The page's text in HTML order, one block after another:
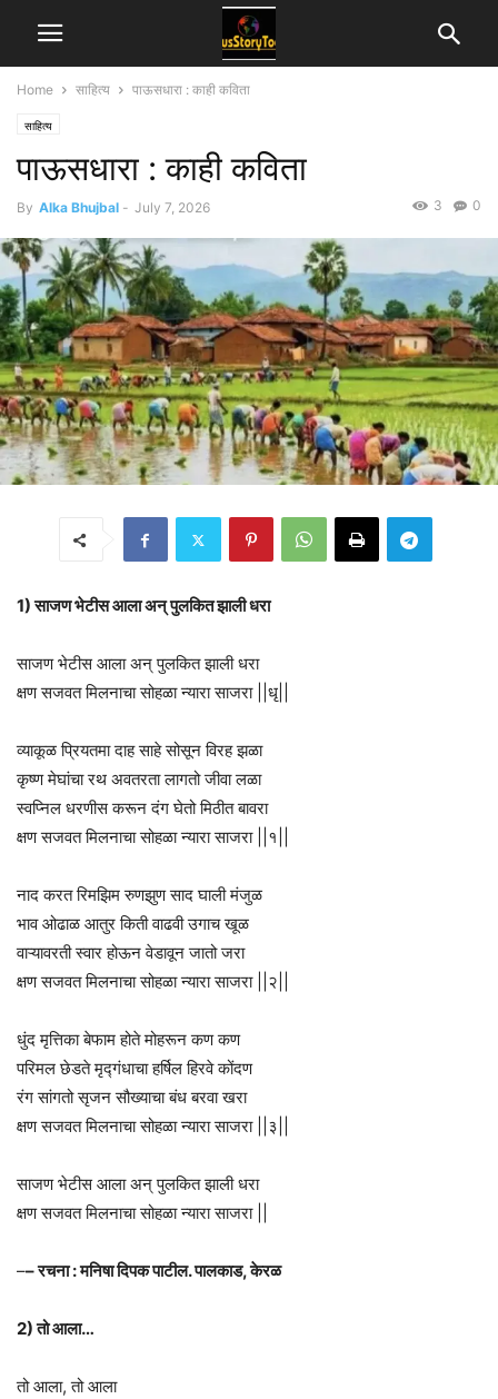
Home साहित्य पाऊसधारा : काही कविता
साहित्य
पाऊसधारा : काही कविता
By Alka Bhujbal - July 7, 2026 0
3
1) साजण भेटीस आला अन् पुलकित झाली धरा
साजण भेटीस आला अन् पुलकित झाली धरा
क्षण सजवत मिलनाचा सोहळा न्यारा साजरा ||धृ||
व्याकूळ प्रियतमा दाह साहे सोसून विरह झळा
कृष्ण मेघांचा रथ अवतरता लागतो जीवा लळा
स्वप्निल धरणीस करून दंग घेतो मिठीत बावरा
क्षण सजवत मिलनाचा सोहळा न्यारा साजरा ||१||
नाद करत रिमझिम रुणझुण साद घाली मंजुळ
भाव ओढाळ आतुर किती वाढवी उगाच खूळ
वाऱ्यावरती स्वार होऊन वेडावून जातो जरा
क्षण सजवत मिलनाचा सोहळा न्यारा साजरा ||२||
धुंद मृत्तिका बेफाम होते मोहरून कण कण
परिमल छेडते मृद्गंधाचा हर्षिल हिरवे कोंदण
रंग सांगतो सृजन सौख्याचा बंध बरवा खरा
क्षण सजवत मिलनाचा सोहळा न्यारा साजरा ||३||
साजण भेटीस आला अन् पुलकित झाली धरा
क्षण सजवत मिलनाचा सोहळा न्यारा साजरा ||
–– रचना : मनिषा दिपक पाटील. पालकाड, केरळ
2) तो आला…
तो आला, तो आला